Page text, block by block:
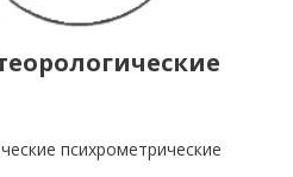
психрометрические